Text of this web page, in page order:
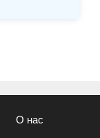
О нас